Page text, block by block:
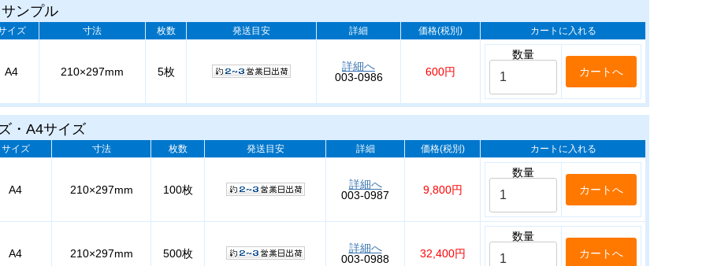
ンプル
イズ 寸法 枚数 発送目安 詳細 価格(税別) カートに入れる
A4 210×297mm 5枚
詳細へ
003-0986
600円
数量
・A4サイズ
サイズ 寸法 枚数 発送目安 詳細 価格(税別) カートに入れる
A4 210×297mm 100枚
詳細へ
003-0987
9,800円
数量
A4 210×297mm 500枚
詳細へ
003-0988
32,400円
数量